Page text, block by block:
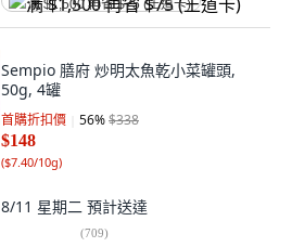
满 $1,500 再省 $75 (王道卡)
Sempio 膳府 炒明太魚乾小菜罐頭,
50g, 4罐
首購折扣價 56%$338
$148
($7.40/10g)
8/11 星期二 預計送達
(709)